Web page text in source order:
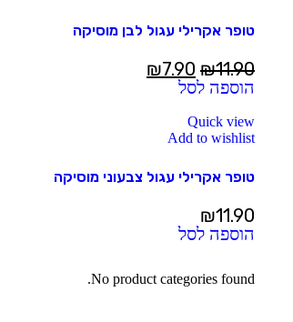
טופר אקרילי עגול לבן מוסיקה
₪11.90
₪7.90
הוספה לסל
Quick view
Add to wishlist
טופר אקרילי עגול צבעוני מוסיקה
₪11.90
הוספה לסל
No product categories found.